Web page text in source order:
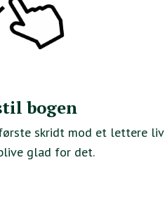
bogen
skridt mod et lettere liv
glad for det.